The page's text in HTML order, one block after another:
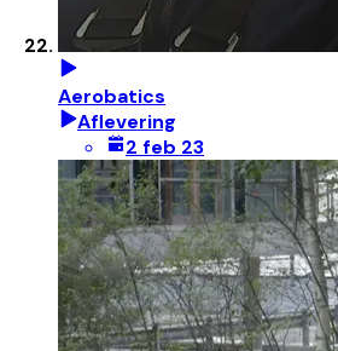
Aerobatics
Aflevering
2 feb 23